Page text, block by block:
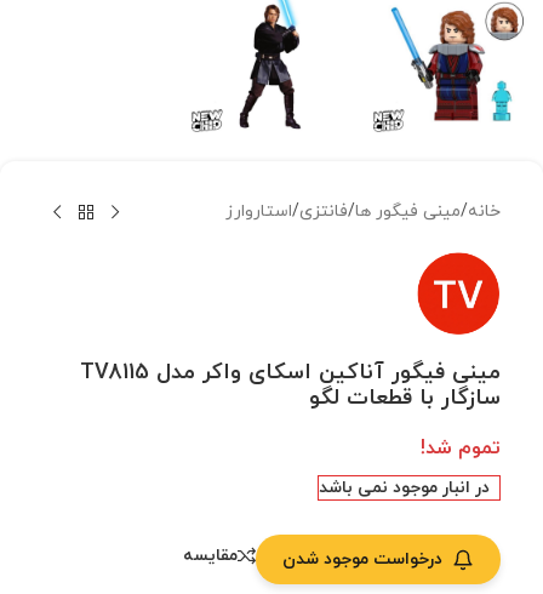
خانه/مینی فیگور ها/فانتزی/استاروارز
مینی فیگور آناکین اسکای واکر مدل TV8115
سازگار با قطعات لگو
تموم شد!
در انبار موجود نمی باشد
درخواست موجود شدن مقایسه